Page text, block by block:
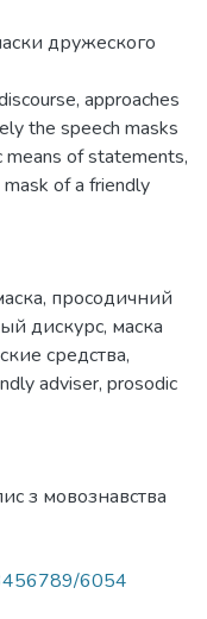
дружеского
approaches
the speech masks
means of statements,
of a friendly
, просодичний
дискурс, маска
средства,
adviser, prosodic
з мовознавства
6054